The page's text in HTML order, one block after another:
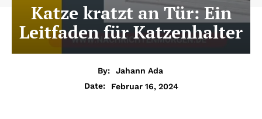
Katze kratzt an Tür: Ein
Leitfaden für Katzenhalter
By:
Jahann Ada
Date:
Februar 16, 2024